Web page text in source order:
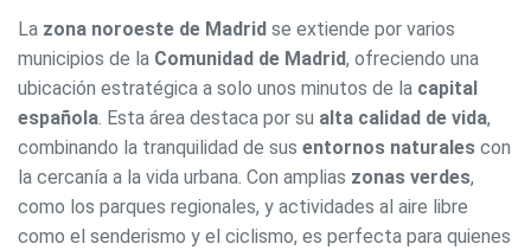
La zona noroeste de Madrid se extiende por varios
municipios de la Comunidad de Madrid, ofreciendo una
ubicación estratégica a solo unos minutos de la capital
española. Esta área destaca por su alta calidad de vida,
combinando la tranquilidad de sus entornos naturales con
la cercanía a la vida urbana. Con amplias zonas verdes,
como los parques regionales, y actividades al aire libre
como el senderismo y el ciclismo, es perfecta para quienes